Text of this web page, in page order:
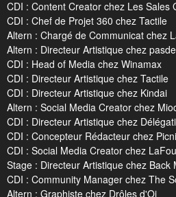
CDI : Content Creator chez Les Sales
CDI : Chef de Projet 360 chez Tactile
Altern : Chargé de Communicat chez
Altern : Directeur Artistique chez
CDI : Head of Media chez Winamax
CDI : Directeur Artistique chez Tactile
CDI : Directeur Artistique chez Kindai
Altern : Social Media Creator chez
CDI : Directeur Artistique chez
CDI : Concepteur Rédacteur chez
CDI : Social Media Creator chez
Stage : Directeur Artistique chez Back
CDI : Community Manager chez The
Altern : Graphiste chez Drôles d'Oi